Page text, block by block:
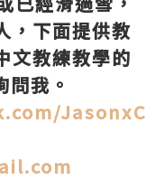
，下面提供教
文教練教學的
我。
JasonxC